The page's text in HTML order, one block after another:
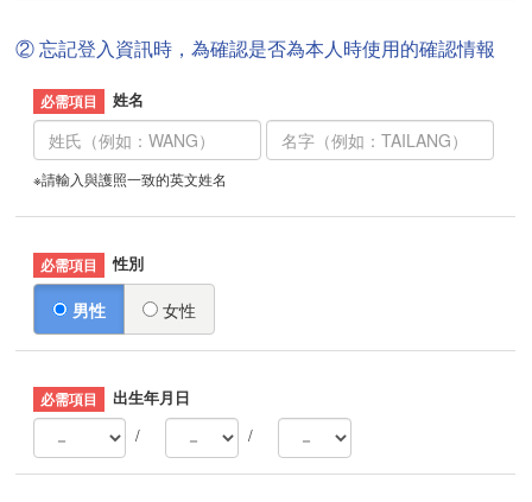
② 忘記登入資訊時，為確認是否為本人時使用的確認情報
姓名
※請輸入與護照一致的英文姓名
性別
男性 女性
出生年月日
/
/